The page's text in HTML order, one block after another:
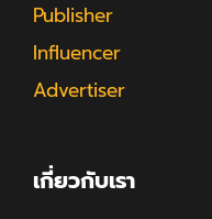
Publisher
Influencer
Advertiser
เกี่ยวกับเรา